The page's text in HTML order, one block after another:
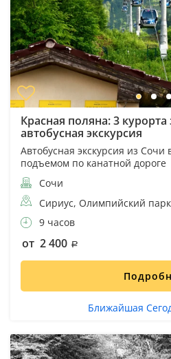
Красная поляна: 3 курорта
автобусная экскурсия
Автобусная экскурсия из
подъемом по канатной дороге
Сочи
Сириус, Олимпийский парк
9 часов
от 2 400
Ближайшая